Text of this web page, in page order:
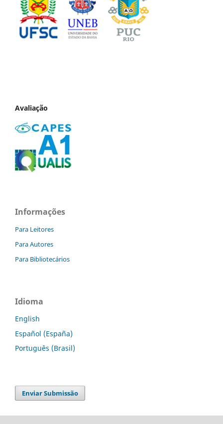
Avaliação
Informações
Para Leitores
Para Autores
Para Bibliotecários
Idioma
English
Español (España)
Português (Brasil)
Enviar Submissão